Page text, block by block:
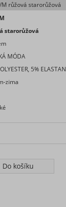
starorůžová
MÓDA
5% ELASTAN
zima